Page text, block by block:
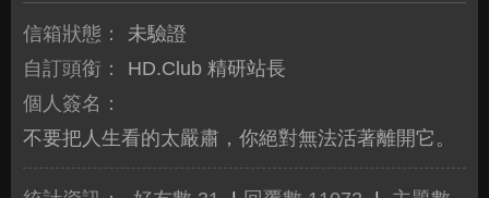
信箱狀態：
未驗證
自訂頭銜：
HD.Club 精研站長
個人簽名：
不要把人生看的太嚴肅，你絕對無法活著離開它。